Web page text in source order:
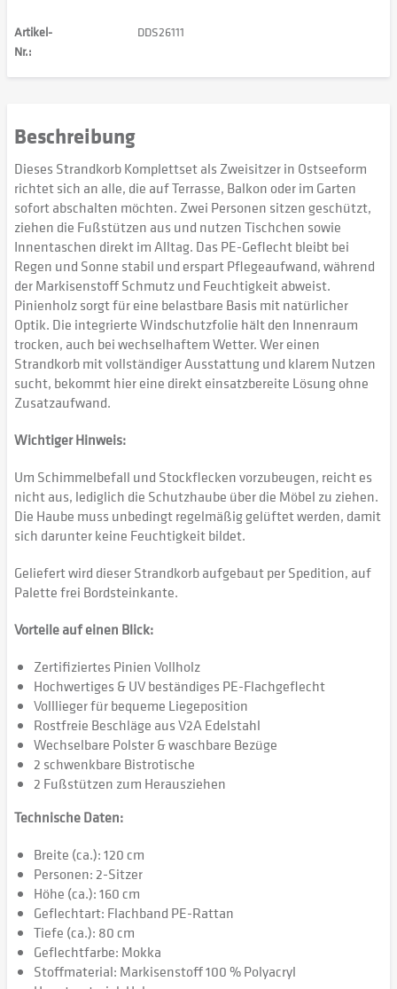
Artikel-
Nr.:
DDS26111
Beschreibung
Dieses Strandkorb Komplettset als Zweisitzer in Ostseeform
richtet sich an alle, die auf Terrasse, Balkon oder im Garten
sofort abschalten möchten. Zwei Personen sitzen geschützt,
ziehen die Fußstützen aus und nutzen Tischchen sowie
Innentaschen direkt im Alltag. Das PE-Geflecht bleibt bei
Regen und Sonne stabil und erspart Pflegeaufwand, während
der Markisenstoff Schmutz und Feuchtigkeit abweist.
Pinienholz sorgt für eine belastbare Basis mit natürlicher
Optik. Die integrierte Windschutzfolie hält den Innenraum
trocken, auch bei wechselhaftem Wetter. Wer einen
Strandkorb mit vollständiger Ausstattung und klarem Nutzen
sucht, bekommt hier eine direkt einsatzbereite Lösung ohne
Zusatzaufwand.
Wichtiger Hinweis:
Um Schimmelbefall und Stockflecken vorzubeugen, reicht es
nicht aus, lediglich die Schutzhaube über die Möbel zu ziehen.
Die Haube muss unbedingt regelmäßig gelüftet werden, damit
sich darunter keine Feuchtigkeit bildet.
Geliefert wird dieser Strandkorb aufgebaut per Spedition, auf
Palette frei Bordsteinkante.
Vorteile auf einen Blick:
Zertifiziertes Pinien Vollholz
Hochwertiges & UV beständiges PE-Flachgeflecht
Volllieger für bequeme Liegeposition
Rostfreie Beschläge aus V2A Edelstahl
Wechselbare Polster & waschbare Bezüge
2 schwenkbare Bistrotische
2 Fußstützen zum Herausziehen
Technische Daten:
Breite (ca.): 120 cm
Personen: 2-Sitzer
Höhe (ca.): 160 cm
Geflechtart: Flachband PE-Rattan
Tiefe (ca.): 80 cm
Geflechtfarbe: Mokka
Stoffmaterial: Markisenstoff 100 % Polyacryl